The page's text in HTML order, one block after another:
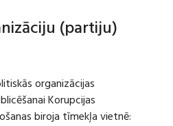
(partiju)
organizācijas
Korupcijas
biroja tīmekļa vietnē: